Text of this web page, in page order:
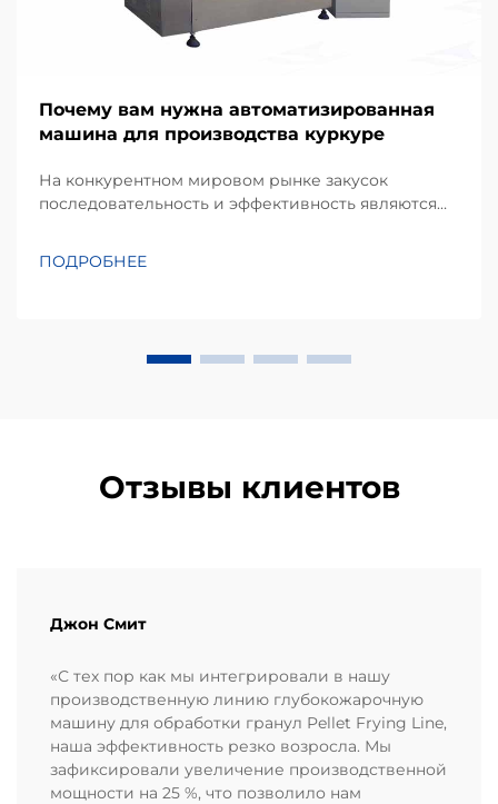
Почему вам нужна автоматизированная
машина для производства куркуре
На конкурентном мировом рынке закусок
последовательность и эффективность являются
популярный вид экструдированных кукурузных
ПОДРОБНЕЕ
Отзывы клиентов
Джон Смит
«С тех пор как мы интегрировали в нашу
производственную линию глубокожарочную
машину для обработки гранул Pellet Frying Line,
наша эффективность резко возросла. Мы
зафиксировали увеличение производственной
мощности на 25 %, что позволило нам